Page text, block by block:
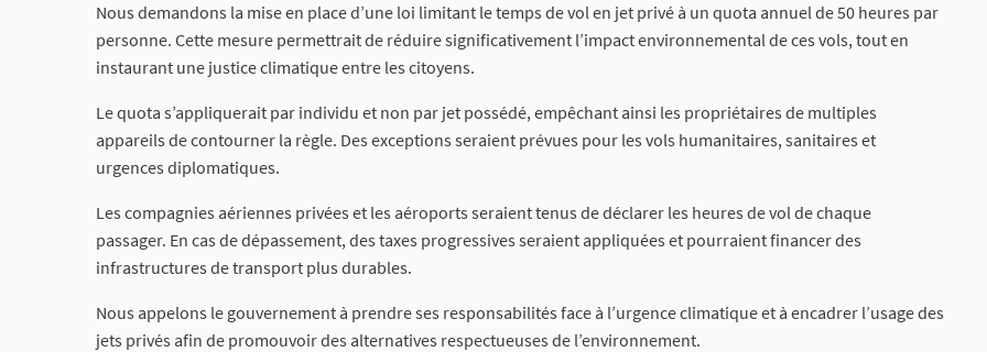
Nous demandons la mise en place d’une loi limitant le temps de vol en jet privé à un quota annuel de 50 heures par
personne. Cette mesure permettrait de réduire significativement l’impact environnemental de ces vols, tout en
instaurant une justice climatique entre les citoyens.
Le quota s’appliquerait par individu et non par jet possédé, empêchant ainsi les propriétaires de multiples
appareils de contourner la règle. Des exceptions seraient prévues pour les vols humanitaires, sanitaires et
urgences diplomatiques.
Les compagnies aériennes privées et les aéroports seraient tenus de déclarer les heures de vol de chaque
passager. En cas de dépassement, des taxes progressives seraient appliquées et pourraient financer des
infrastructures de transport plus durables.
Nous appelons le gouvernement à prendre ses responsabilités face à l’urgence climatique et à encadrer l’usage des
jets privés afin de promouvoir des alternatives respectueuses de l’environnement.